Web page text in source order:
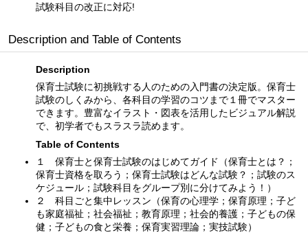
試験科目の改正に対応!
Description and Table of Contents
Description
保育士試験に初挑戦する人のための入門書の決定版。保育士
試験のしくみから、各科目の学習のコツまで１冊でマスター
できます。豊富なイラスト・図表を活用したビジュアル解説
で、初学者でもスラスラ読めます。
Table of Contents
１ 保育士と保育士試験のはじめてガイド（保育士とは？；
保育士資格を取ろう；保育士試験はどんな試験？；試験のス
ケジュール；試験科目をグループ別に分けてみよう！）
２ 科目ごと集中レッスン（保育の心理学；保育原理；子ど
も家庭福祉；社会福祉；教育原理；社会的養護；子どもの保
健；子どもの食と栄養；保育実習理論；実技試験）